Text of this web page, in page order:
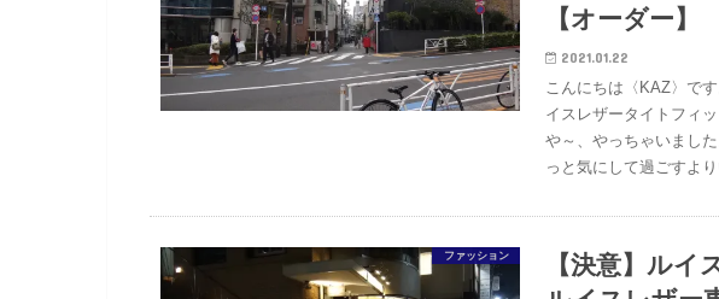
【オーダー】
2021.01.22
こんにちは〈KAZ〉で
イスレザータイトフィ
や～、やっちゃいまし
っと気にして過ごすよ
ファッション
【決意】ルイ